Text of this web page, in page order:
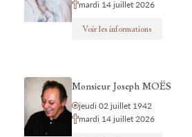
mardi 14 juillet 2026
Voir les informations
Monsieur Joseph MOËS
jeudi 02 juillet 1942
mardi 14 juillet 2026